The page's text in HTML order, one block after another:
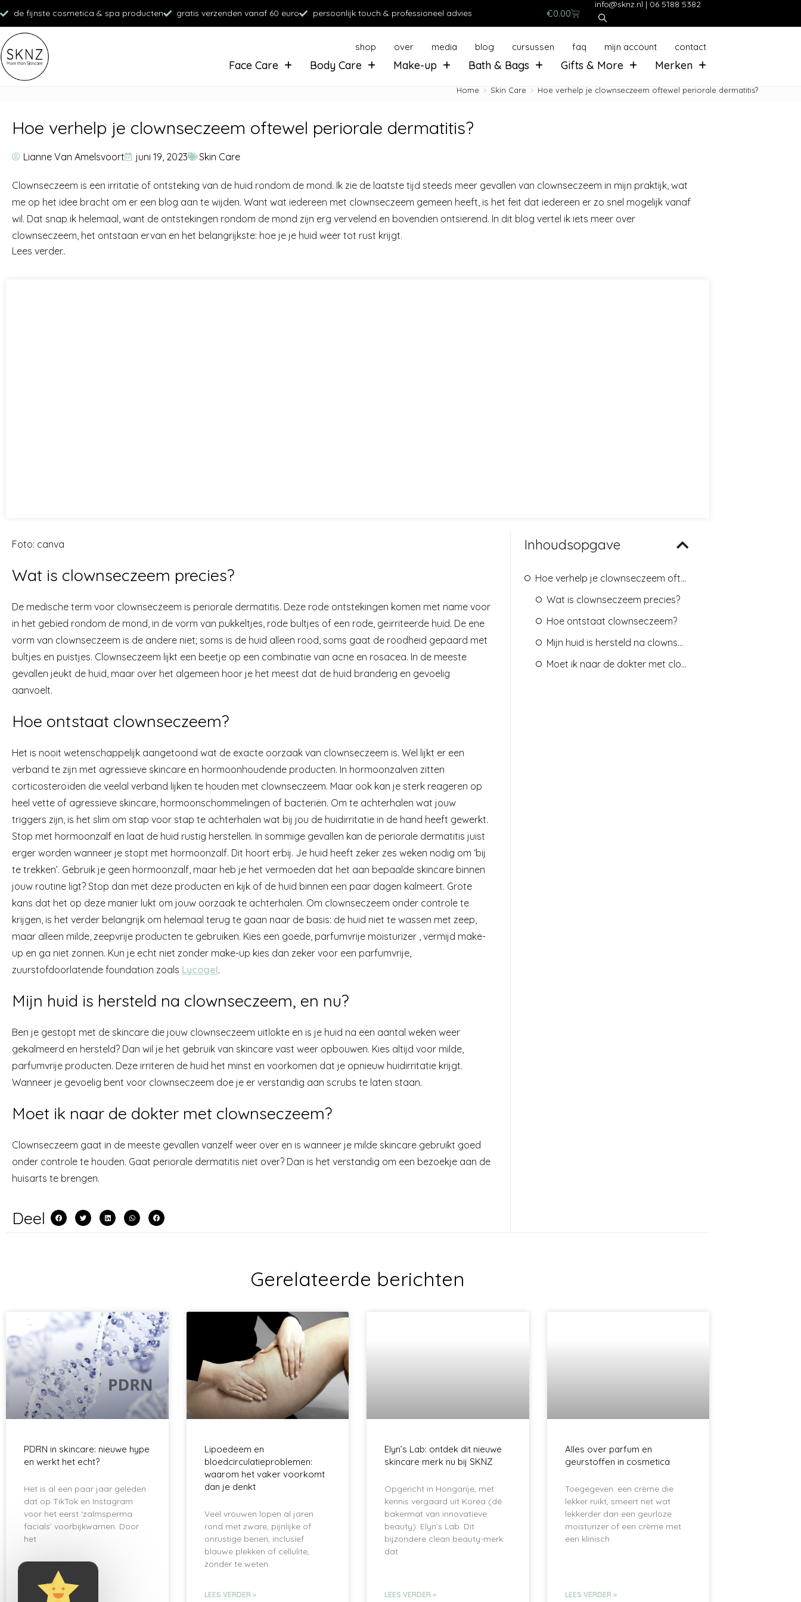
de fijnste cosmetica & spa producten gratis verzenden vanaf 60 euro persoonlijk touch & professioneel advies €0.00
info@sknz.nl | 06 5188 5382
shop over media blog cursussen faq mijn account contact
Face Care Body Care Make-up Bath & Bags Gifts & More Merken
Home > Skin Care > Hoe verhelp je clownseczeem oftewel periorale dermatitis?
Hoe verhelp je clownseczeem oftewel periorale dermatitis?
Lianne Van Amelsvoort juni 19, 2023 Skin Care
Clownseczeem is een irritatie of ontsteking van de huid rondom de mond. Ik zie de laatste tijd steeds meer gevallen van clownseczeem in mijn praktijk, wat
me op het idee bracht om er een blog aan te wijden. Want wat iedereen met clownseczeem gemeen heeft, is het feit dat iedereen er zo snel mogelijk vanaf
wil. Dat snap ik helemaal, want de ontstekingen rondom de mond zijn erg vervelend en bovendien ontsierend. In dit blog vertel ik iets meer over
clownseczeem, het ontstaan ervan en het belangrijkste: hoe je je huid weer tot rust krijgt.
Lees verder..
Foto: canva
Wat is clownseczeem precies?
De medische term voor clownseczeem is periorale dermatitis. Deze rode ontstekingen komen met name voor
in het gebied rondom de mond, in de vorm van pukkeltjes, rode bultjes of een rode, geïrriteerde huid. De ene
vorm van clownseczeem is de andere niet; soms is de huid alleen rood, soms gaat de roodheid gepaard met
bultjes en puistjes. Clownseczeem lijkt een beetje op een combinatie van acne en rosacea. In de meeste
gevallen jeukt de huid, maar over het algemeen hoor je het meest dat de huid branderig en gevoelig
aanvoelt.
Hoe ontstaat clownseczeem?
Het is nooit wetenschappelijk aangetoond wat de exacte oorzaak van clownseczeem is. Wel lijkt er een
verband te zijn met agressieve skincare en hormoonhoudende producten. In hormoonzalven zitten
corticosteroïden die veelal verband lijken te houden met clownseczeem. Maar ook kan je sterk reageren op
heel vette of agressieve skincare, hormoonschommelingen of bacteriën. Om te achterhalen wat jouw
triggers zijn, is het slim om stap voor stap te achterhalen wat bij jou de huidirritatie in de hand heeft gewerkt.
Stop met hormoonzalf en laat de huid rustig herstellen. In sommige gevallen kan de periorale dermatitis juist
erger worden wanneer je stopt met hormoonzalf. Dit hoort erbij. Je huid heeft zeker zes weken nodig om ‘bij
te trekken’. Gebruik je geen hormoonzalf, maar heb je het vermoeden dat het aan bepaalde skincare binnen
jouw routine ligt? Stop dan met deze producten en kijk of de huid binnen een paar dagen kalmeert. Grote
kans dat het op deze manier lukt om jouw oorzaak te achterhalen. Om clownseczeem onder controle te
krijgen, is het verder belangrijk om helemaal terug te gaan naar de basis: de huid niet te wassen met zeep,
maar alleen milde, zeepvrije producten te gebruiken. Kies een goede, parfumvrije moisturizer , vermijd make-
up en ga niet zonnen. Kun je echt niet zonder make-up kies dan zeker voor een parfumvrije,
zuurstofdoorlatende foundation zoals Lycogel.
Mijn huid is hersteld na clownseczeem, en nu?
Ben je gestopt met de skincare die jouw clownseczeem uitlokte en is je huid na een aantal weken weer
gekalmeerd en hersteld? Dan wil je het gebruik van skincare vast weer opbouwen. Kies altijd voor milde,
parfumvrije producten. Deze irriteren de huid het minst en voorkomen dat je opnieuw huidirritatie krijgt.
Wanneer je gevoelig bent voor clownseczeem doe je er verstandig aan scrubs te laten staan.
Moet ik naar de dokter met clownseczeem?
Clownseczeem gaat in de meeste gevallen vanzelf weer over en is wanneer je milde skincare gebruikt goed
onder controle te houden. Gaat periorale dermatitis niet over? Dan is het verstandig om een bezoekje aan de
huisarts te brengen.
Deel
Inhoudsopgave
Hoe verhelp je clownseczeem oftewel periorale dermatitis?
Wat is clownseczeem precies?
Hoe ontstaat clownseczeem?
Mijn huid is hersteld na clownseczeem, en nu?
Moet ik naar de dokter met clownseczeem?
Gerelateerde berichten
PDRN in skincare: nieuwe hype
en werkt het echt?
Het is al een paar jaar geleden
dat op TikTok en Instagram
voor het eerst ‘zalmsperma
facials’ voorbijkwamen. Door
het
LEES VERDER »
Lipoedeem en
bloedcirculatieproblemen:
waarom het vaker voorkomt
dan je denkt
Veel vrouwen lopen al jaren
rond met zware, pijnlijke of
onrustige benen, inclusief
blauwe plekken of cellulite,
zonder te weten
LEES VERDER »
Elyn’s Lab: ontdek dit nieuwe
skincare merk nu bij SKNZ
Opgericht in Hongarije, met
kennis vergaard uit Korea (dé
bakermat van innovatieve
beauty): Elyn’s Lab. Dit
bijzondere clean beauty-merk
dat
LEES VERDER »
Alles over parfum en
geurstoffen in cosmetica
Toegegeven: een crème die
lekker ruikt, smeert net wat
lekkerder dan een geurloze
moisturizer of een crème met
een klinisch
LEES VERDER »